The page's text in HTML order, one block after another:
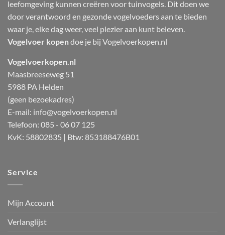
leefomgeving kunnen creëren voor tuinvogels. Dit doen we
door verantwoord en gezonde vogelvoeders aan te bieden
waar je, elke dag weer, veel plezier aan kunt beleven.
Vogelvoer kopendoe je bij Vogelvoerkopen.nl
Vogelvoerkopen.nl
Maasbreeseweg 51
5988 PA Helden
(geen bezoekadres)
E-mail: info@vogelvoerkopen.nl
Telefoon: 085 - 06 07 125
KvK: 58802835 | Btw: 853188476B01
Service
Mijn Account
Verlanglijst